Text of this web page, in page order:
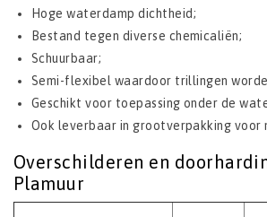
Hoge waterdamp dichtheid;
Bestand tegen diverse chemicaliën;
Schuurbaar;
Semi-flexibel waardoor trillingen
Geschikt voor toepassing onder de
Ook leverbaar in grootverpakking voor
Overschilderen en
Plamuur